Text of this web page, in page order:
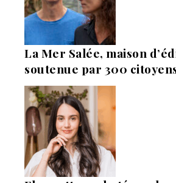
La Mer Salée, maison
soutenue par 300